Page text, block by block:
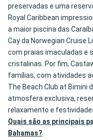
preservadas e uma
Royal Caribbean
a maior piscina das
Cay da Norwegian Cruise
com praias imaculadas e
cristalinas. Por fim,
famílias, com atividades
The Beach Club at Bimini
atmosfera exclusiva,
relaxamento e
Quais são as principais
Bahamas?